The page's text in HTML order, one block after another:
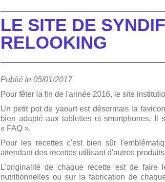
LE SITE DE
RELOOKING
Publié le 05/01/2017
Pour fêter la fin de l'année 2016, le site
Un petit pot de yaourt est désormais la
bien adapté aux tablettes et smartphones.
« FAQ ».
Pour les recettes c'est bien sûr
attendant des recettes utilisant d'autres
L'originalité de chaque recette est de
nutritionnelles ou sur la fabrication de